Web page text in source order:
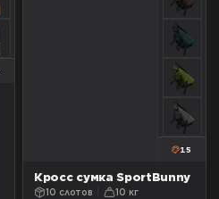
15
Кросс сумка SportBunny
10 слотов 10 кг